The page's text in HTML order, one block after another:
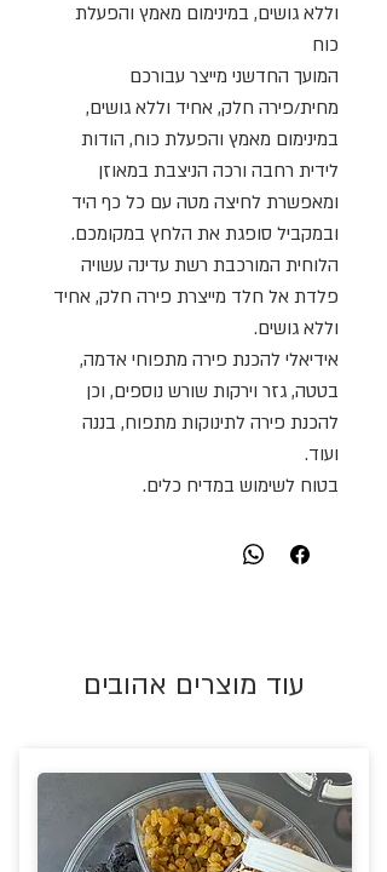
וללא גושים, במינימום מאמץ והפעלת
כוח
המועך החדשני מייצר עבורכם
מחית/פירה חלק, אחיד וללא גושים,
במינימום מאמץ והפעלת כוח, הודות
לידית רחבה ורכה הניצבת במאוזן
ומאפשרת לחיצה מטה עם כל כף היד
ובמקביל סופגת את הלחץ במקומכם.
הלוחית המורכבת רשת עדינה עשויה
פלדת אל חלד מייצרת פירה חלק, אחיד
וללא גושים.
אידיאלי להכנת פירה מתפוחי אדמה,
בטטה, גזר וירקות שורש נוספים, וכן
להכנת פירה לתינוקות מתפוח, בננה
ועוד.
בטוח לשימוש במדיח כלים.
עוד מוצרים אהובים